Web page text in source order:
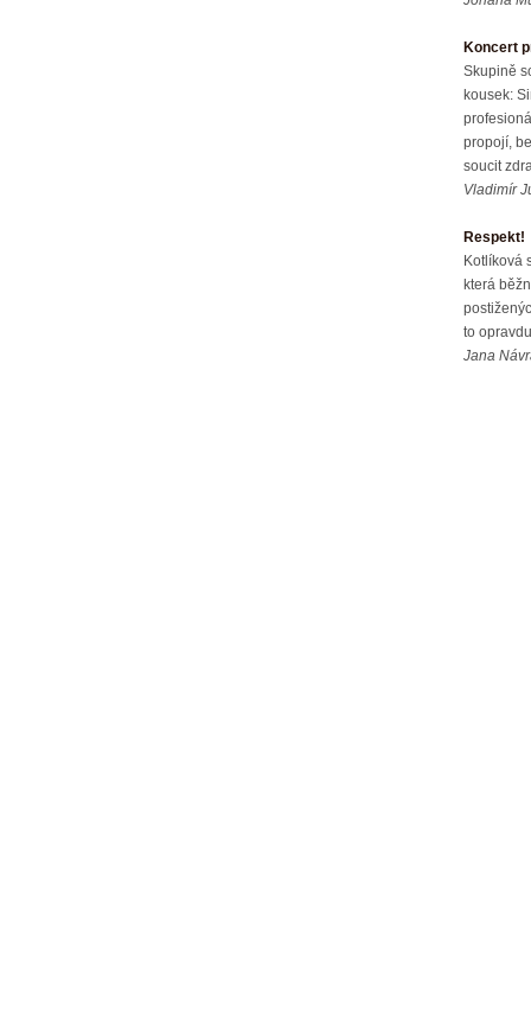
Koncert
Skupině
kousek:
propojí,
soucit
Vladimír
Respekt!
Kotlíková
která
to
Jana